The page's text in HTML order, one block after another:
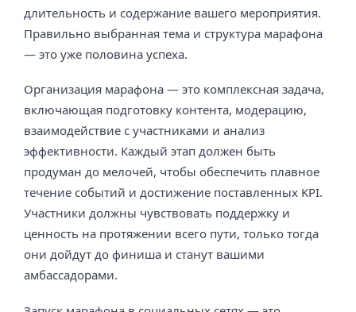
длительность и содержание вашего мероприятия.
Правильно выбранная тема и структура марафона
— это уже половина успеха.
Организация марафона — это комплексная задача,
включающая подготовку контента, модерацию,
взаимодействие с участниками и анализ
эффективности. Каждый этап должен быть
продуман до мелочей, чтобы обеспечить плавное
течение событий и достижение поставленных KPI.
Участники должны чувствовать поддержку и
ценность на протяжении всего пути, только тогда
они дойдут до финиша и станут вашими
амбассадорами.